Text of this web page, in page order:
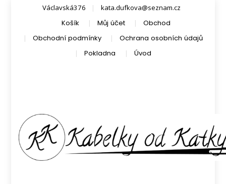
Václavská376 kata.dufkova@seznam.cz
Košík Můj účet
Obchod
Obchodní podmínky
Ochrana osobních údajů
Pokladna
Úvod